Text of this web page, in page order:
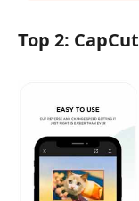
Top 2: CapCut